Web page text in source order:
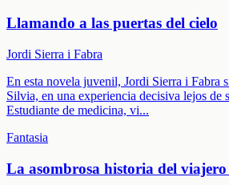
Llamando a las puertas del cielo
Jordi Sierra i Fabra
En esta novela juvenil, Jordi Sierra i Fabra
Silvia, en una experiencia decisiva lejos de
Estudiante de medicina, vi...
Fantasia
La asombrosa historia del viajero